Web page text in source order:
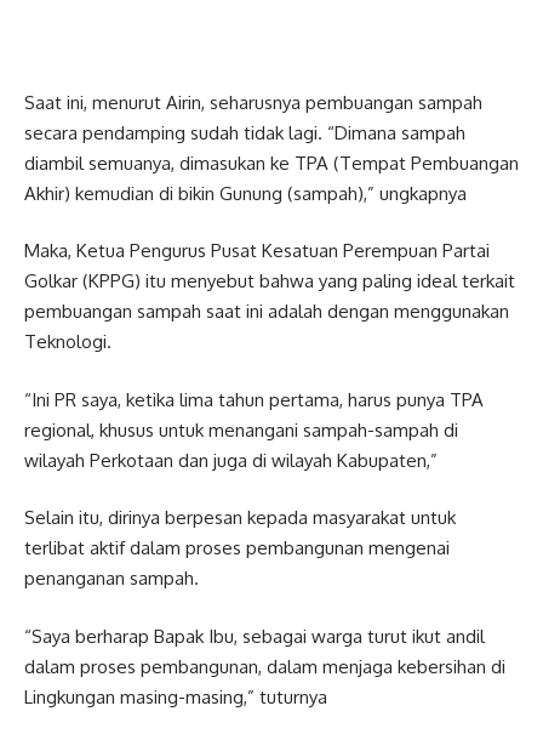
Saat ini, menurut Airin, seharusnya pembuangan sampah
secara pendamping sudah tidak lagi. “Dimana sampah
diambil semuanya, dimasukan ke TPA (Tempat Pembuangan
Akhir) kemudian di bikin Gunung (sampah),” ungkapnya
Maka, Ketua Pengurus Pusat Kesatuan Perempuan Partai
Golkar (KPPG) itu menyebut bahwa yang paling ideal terkait
pembuangan sampah saat ini adalah dengan menggunakan
Teknologi.
“Ini PR saya, ketika lima tahun pertama, harus punya TPA
regional, khusus untuk menangani sampah-sampah di
wilayah Perkotaan dan juga di wilayah Kabupaten,”
Selain itu, dirinya berpesan kepada masyarakat untuk
terlibat aktif dalam proses pembangunan mengenai
penanganan sampah.
“Saya berharap Bapak Ibu, sebagai warga turut ikut andil
dalam proses pembangunan, dalam menjaga kebersihan di
Lingkungan masing-masing,” tuturnya